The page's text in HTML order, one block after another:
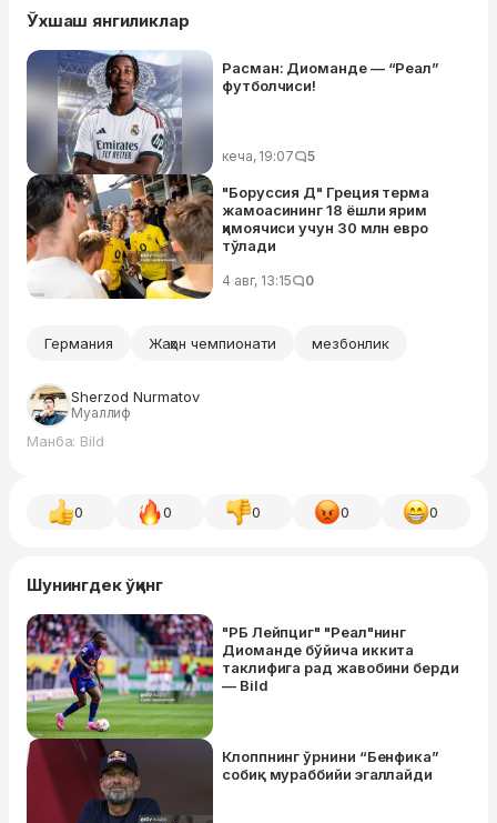
Ўхшаш янгиликлар
Расман: Диоманде — “Реал”
футболчиси!
кеча, 19:07 5
"Боруссия Д" Греция терма
жамоасининг 18 ёшли ярим
ҳимоячиси учун 30 млн евро
тўлади
4 авг, 13:15 0
Германия Жаҳон чемпионати мезбонлик
Sherzod Nurmatov
Муаллиф
Манба: Bild
0 0 0 0 0
Шунингдек ўқинг
"РБ Лейпциг" "Реал"нинг
Диомандe бўйича иккита
таклифига рад жавобини берди
— Bild
Клоппнинг ўрнини “Бенфика”
собиқ мураббийи эгаллайди